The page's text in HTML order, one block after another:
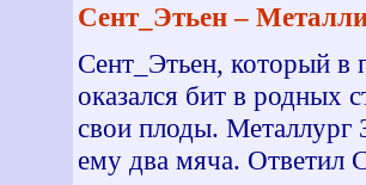
Сент_Этьен –
Сент_Этьен, который в
оказался бит в родных
свои плоды. Металлург
ему два мяча. Ответил